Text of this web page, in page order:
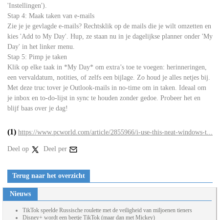
'Instellingen').
Stap 4: Maak taken van e-mails
Zie je je gevlagde e-mails? Rechtsklik op de mails die je wilt omzetten en
kies 'Add to My Day'. Hup, ze staan nu in je dagelijkse planner onder 'My
Day' in het linker menu.
Stap 5: Pimp je taken
Klik op elke taak in *My Day* om extra’s toe te voegen: herinneringen,
een vervaldatum, notities, of zelfs een bijlage. Zo houd je alles netjes bij.
Met deze truc tover je Outlook-mails in no-time om in taken. Ideaal om
je inbox en to-do-lijst in sync te houden zonder gedoe. Probeer het en
blijf baas over je dag!
(1) https://www.pcworld.com/article/2855966/i-use-this-neat-windows-t...
Deel op Deel per
Terug naar het overzicht
Nieuws
TikTok speelde Russische roulette met de veiligheid van miljoenen tieners
Disney+ wordt een beetje TikTok (maar dan met Mickey)